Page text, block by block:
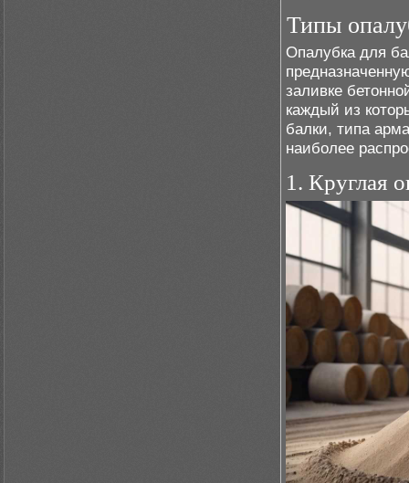
Типы
Опалубка для
заливке
каждый из
балки, типа
наиболее
1. Круглая